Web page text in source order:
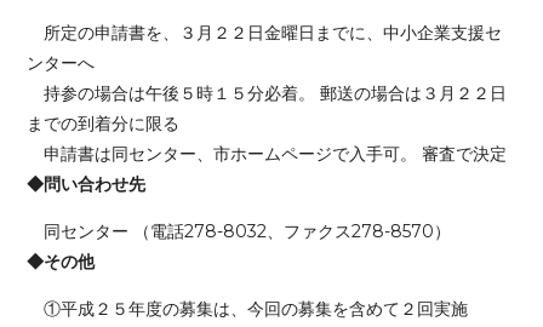
所定の申請書を、３月２２日金曜日までに、中小企業支援セ
ンターへ
持参の場合は午後５時１５分必着。 郵送の場合は３月２２日
までの到着分に限る
申請書は同センター、市ホームページで入手可。 審査で決定
◆問い合わせ先
同センター （電話278-8032、ファクス278-8570）
◆その他
①平成２５年度の募集は、今回の募集を含めて２回実施